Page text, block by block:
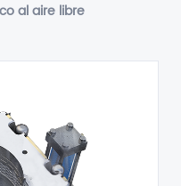
al aire libre